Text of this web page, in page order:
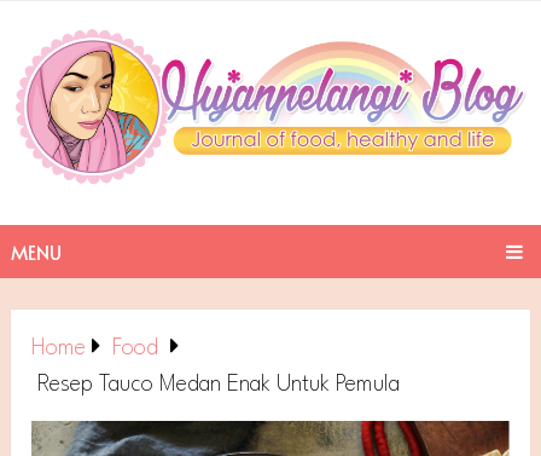
MENU
Home
Food
Resep Tauco Medan Enak Untuk Pemula